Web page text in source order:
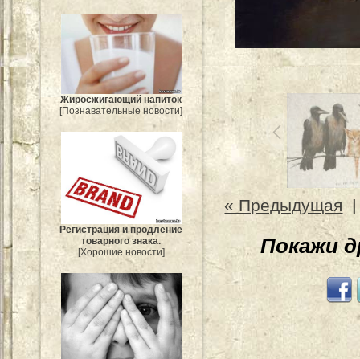
Жиросжигающий напиток
[Познавательные новости]
Регистрация и продление
товарного знака.
[Хорошие новости]
« Предыдущая
Покажи